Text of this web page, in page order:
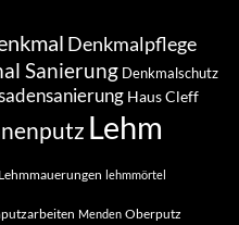
Denkmalpflege
Sanierung Denkmalschutz
Haus Cleff
Lehm
Lehmmauerungen lehmmörtel
Menden Oberputz